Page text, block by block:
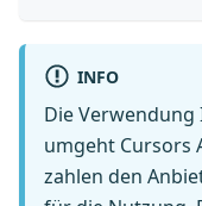
INFO
Die Verwendung
umgeht Cursors
zahlen den